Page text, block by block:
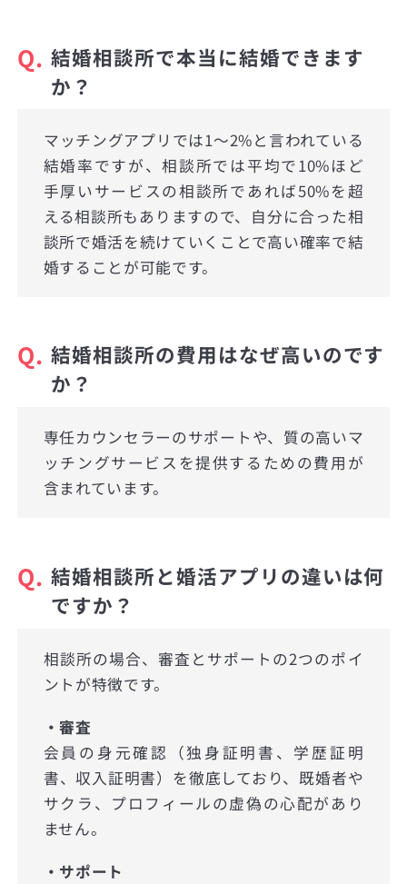
Q. 結婚相談所で本当に結婚できます
か？
マッチングアプリでは1〜2%と言われている
結婚率ですが、相談所では平均で10%ほど
手厚いサービスの相談所であれば50%を超
える相談所もありますので、自分に合った相
談所で婚活を続けていくことで高い確率で結
婚することが可能です。
Q. 結婚相談所の費用はなぜ高いのです
か？
専任カウンセラーのサポートや、質の高いマ
ッチングサービスを提供するための費用が
含まれています。
Q. 結婚相談所と婚活アプリの違いは何
ですか？
相談所の場合、審査とサポートの2つのポイ
ントが特徴です。
・審査
会員の身元確認（独身証明書、学歴証明
書、収入証明書）を徹底しており、既婚者や
サクラ、プロフィールの虚偽の心配があり
ません。
・サポート